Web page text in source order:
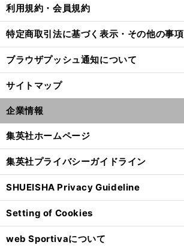
。
利用規約・会員規約
特定商取引法に基づく表示・その他の事項
ブラウザプッシュ通知について
サイトマップ
企業情報
集英社ホームページ
集英社プライバシーガイドライン
SHUEISHA Privacy Guideline
Setting of Cookies
web Sportivaについて